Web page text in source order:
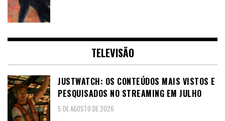
TELEVISÃO
JUSTWATCH: OS CONTEÚDOS MAIS VISTOS E
PESQUISADOS NO STREAMING EM JULHO
5 DE AGOSTO DE 2026